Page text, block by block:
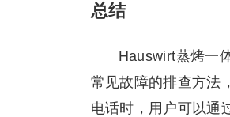
总结
Hauswirt蒸烤一
常见故障的排查方法
电话时，用户可以通